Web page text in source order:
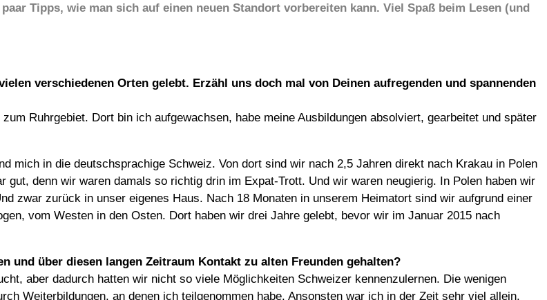
Tipps, wie man sich auf einen neuen Standort vorbereiten kann. Viel Spaß beim Lesen (und
verschiedenen Orten gelebt. Erzähl uns doch mal von Deinen aufregenden und spannenden
Ruhrgebiet. Dort bin ich aufgewachsen, habe meine Ausbildungen absolviert, gearbeitet und später
mich in die deutschsprachige Schweiz. Von dort sind wir nach 2,5 Jahren direkt nach Krakau in Polen
denn wir waren damals so richtig drin im Expat-Trott. Und wir waren neugierig. In Polen haben wir
zwar zurück in unser eigenes Haus. Nach 18 Monaten in unserem Heimatort sind wir aufgrund einer
vom Westen in den Osten. Dort haben wir drei Jahre gelebt, bevor wir im Januar 2015 nach
und über diesen langen Zeitraum Kontakt zu alten Freunden gehalten?
aber dadurch hatten wir nicht so viele Möglichkeiten Schweizer kennenzulernen. Die wenigen
Weiterbildungen, an denen ich teilgenommen habe. Ansonsten war ich in der Zeit sehr viel allein.